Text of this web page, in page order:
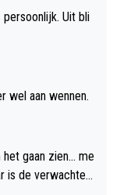
Uit bli
wel aan wennen.
gaan zien... me
is de verwachte